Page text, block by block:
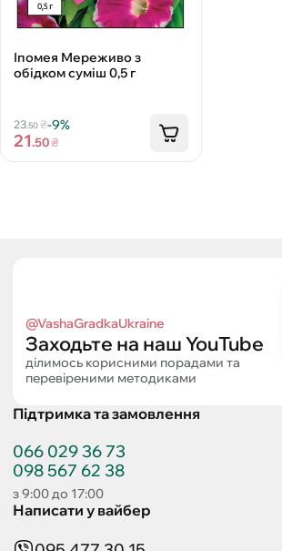
Іпомея Мереживо з
обідком суміш 0,5 г
23.50₴-9%
21.50₴
@VashaGradkaUkraine
Заходьте на наш YouTube
ділимось корисними порадами та
перевіреними методиками
Підтримка та замовлення
066 029 36 73
098 567 62 38
з 9:00 до 17:00
Написати у вайбер